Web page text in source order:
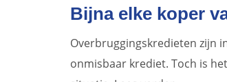
Bijna elke koper
Overbruggingskredieten zijn
onmisbaar krediet. Toch is